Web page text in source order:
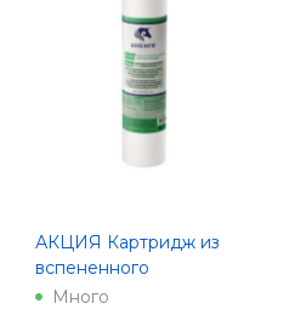
АКЦИЯ Картридж из
вспененного
полипропилена 10" 10
Много